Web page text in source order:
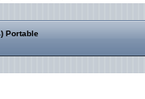
Portable